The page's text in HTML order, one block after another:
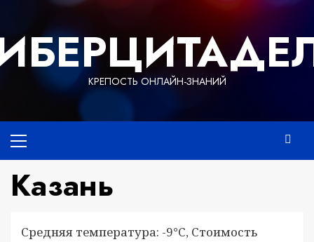
содержимому
КРЕПОСТЬ ОНЛАЙН-ЗНАНИЙ
меню
Казань
Средняя температура: -9°C, Стоимость